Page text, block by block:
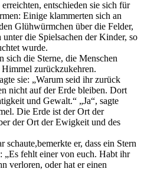
entschieden sie sich für
Einige klammerten sich an
Glühwürmchen über die Felder,
die Spielsachen der Kinder, so
wurde.
sich die Sterne, die Menschen
zurückzukehren.
sie: „Warum seid ihr zurück
nicht auf der Erde bleiben. Dort
und Gewalt.“ „Ja“, sagte
Die Erde ist der Ort der
der Ort der Ewigkeit und des
schaute,bemerkte er, dass ein Stern
„Es fehlt einer von euch. Habt ihr
verloren, oder hat er einen